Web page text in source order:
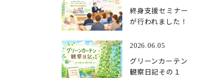
終身支援セミナー
が行われました！
2026.06.05
グリーンカーテン
観察日記その１